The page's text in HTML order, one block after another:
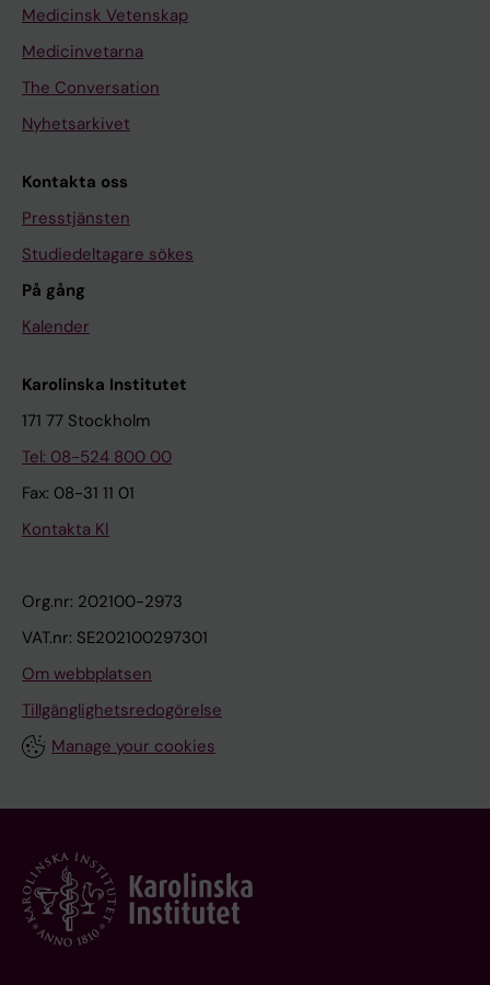
Medicinsk Vetenskap
Medicinvetarna
The Conversation
Nyhetsarkivet
Kontakta oss
Presstjänsten
Studiedeltagare sökes
På gång
Kalender
Karolinska Institutet
171 77 Stockholm
Tel: 08-524 800 00
Fax: 08-31 11 01
Kontakta KI
Org.nr: 202100-2973
VAT.nr: SE202100297301
Om webbplatsen
Tillgänglighetsredogörelse
Manage your cookies